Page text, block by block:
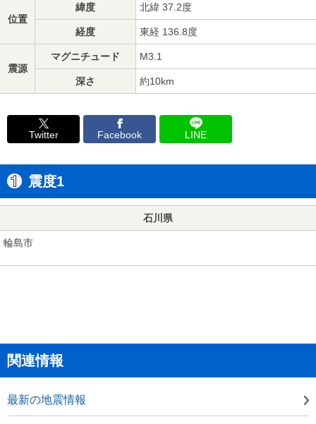
位置
緯度 北緯 37.2度
経度 東経 136.8度
震源
マグニチュード M3.1
深さ 約10km
Twitter Facebook LINE
震度1
石川県
輪島市
関連情報
最新の地震情報